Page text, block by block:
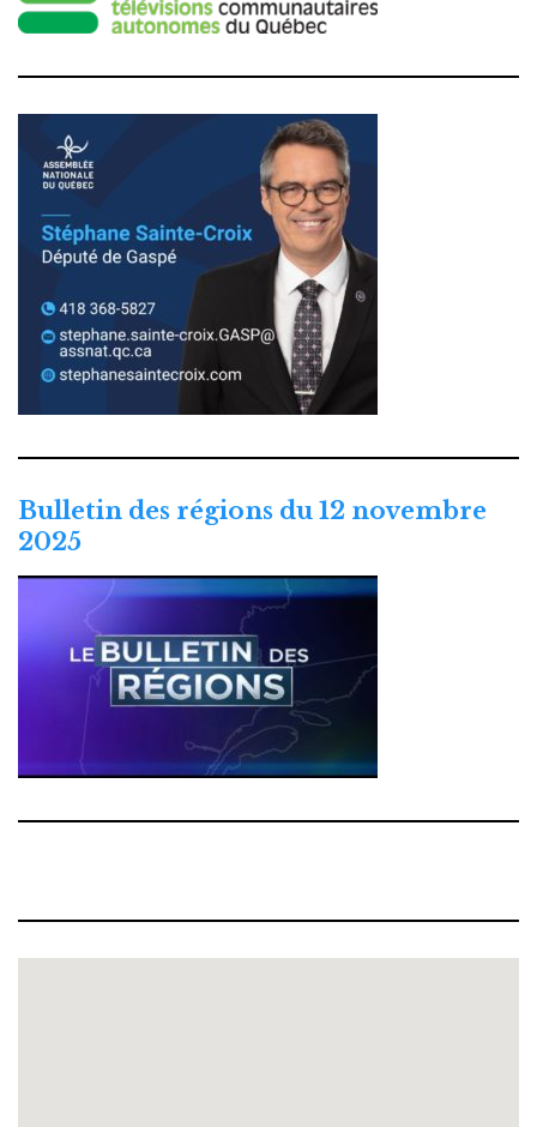
Bulletin des régions du 12 novembre
2025